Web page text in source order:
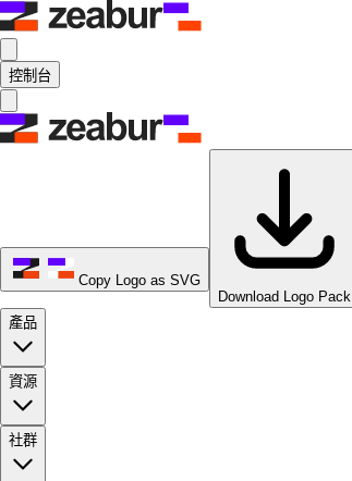
控制台
Copy Logo as SVG
Download Logo Pack
產品
資源
社群